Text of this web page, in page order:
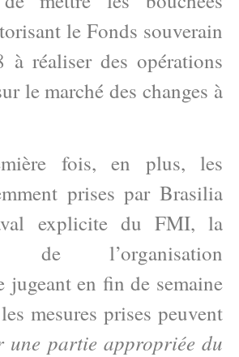
le Fonds souverain
à réaliser des opérations
le marché des changes à
fois, en plus, les
prises par Brasilia
explicite du FMI, la
de l’organisation
jugeant en fin de semaine
mesures prises peuvent
une partie appropriée du